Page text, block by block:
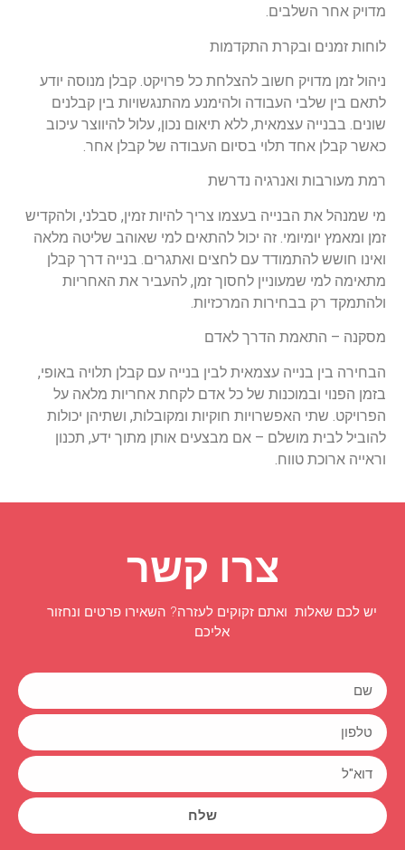
מדויק אחר השלבים.
לוחות זמנים ובקרת התקדמות
ניהול זמן מדויק חשוב להצלחת כל פרויקט. קבלן מנוסה יודע
לתאם בין שלבי העבודה ולהימנע מהתנגשויות בין קבלנים
שונים. בבנייה עצמאית, ללא תיאום נכון, עלול להיווצר עיכוב
כאשר קבלן אחד תלוי בסיום העבודה של קבלן אחר.
רמת מעורבות ואנרגיה נדרשת
מי שמנהל את הבנייה בעצמו צריך להיות זמין, סבלני, ולהקדיש
זמן ומאמץ יומיומי. זה יכול להתאים למי שאוהב שליטה מלאה
ואינו חושש להתמודד עם לחצים ואתגרים. בנייה דרך קבלן
מתאימה למי שמעוניין לחסוך זמן, להעביר את האחריות
ולהתמקד רק בבחירות המרכזיות.
מסקנה – התאמת הדרך לאדם
הבחירה בין בנייה עצמאית לבין בנייה עם קבלן תלויה באופי,
בזמן הפנוי ובמוכנות של כל אדם לקחת אחריות מלאה על
הפרויקט. שתי האפשרויות חוקיות ומקובלות, ושתיהן יכולות
להוביל לבית מושלם – אם מבצעים אותן מתוך ידע, תכנון
וראייה ארוכת טווח.
צרו קשר
יש לכם שאלות ואתם זקוקים לעזרה? השאירו פרטים ונחזור
אליכם
שלח